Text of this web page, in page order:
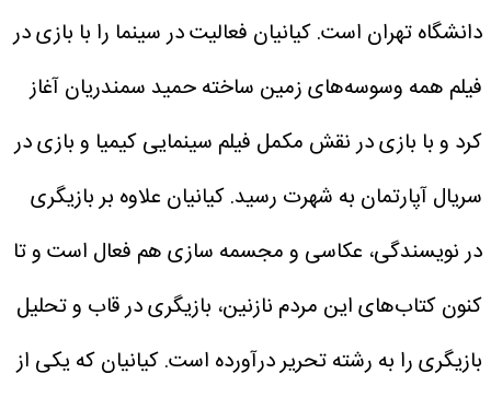
دانشگاه تهران است. کیانیان فعالیت در سینما را با بازی در
فیلم همه وسوسه‌های زمین ساخته حمید سمندریان آغاز
کرد و با بازی در نقش مکمل فیلم سینمایی کیمیا و بازی در
سریال آپارتمان به شهرت رسید. کیانیان علاوه بر بازیگری
در نویسندگی، عکاسی و مجسمه سازی هم فعال است و تا
کنون کتاب‌های این مردم نازنین، بازیگری در قاب و تحلیل
بازیگری را به رشته تحریر درآورده است. کیانیان که یکی از